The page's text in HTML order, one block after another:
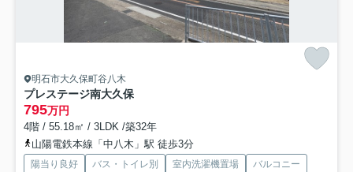
明石市大久保町谷八木
プレステージ南大久保
795万円
4階 / 55.18㎡ / 3LDK /築32年
山陽電鉄本線「中八木」駅 徒歩3分
陽当り良好 バス・トイレ別 室内洗濯機置場
バルコニー